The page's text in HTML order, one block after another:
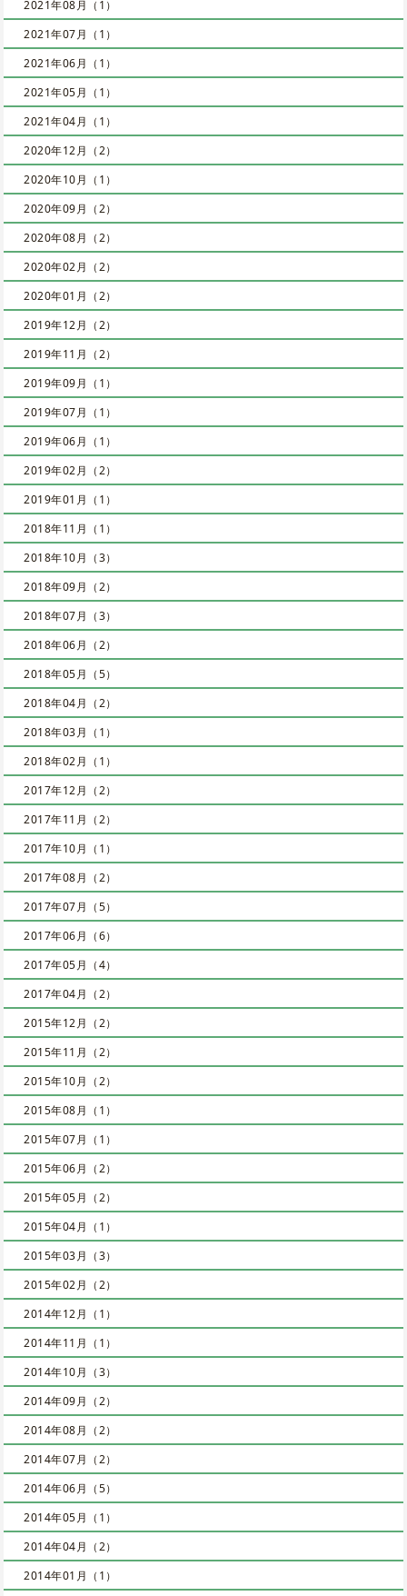
2021年08月（1）
2021年07月（1）
2021年06月（1）
2021年05月（1）
2021年04月（1）
2020年12月（2）
2020年10月（1）
2020年09月（2）
2020年08月（2）
2020年02月（2）
2020年01月（2）
2019年12月（2）
2019年11月（2）
2019年09月（1）
2019年07月（1）
2019年06月（1）
2019年02月（2）
2019年01月（1）
2018年11月（1）
2018年10月（3）
2018年09月（2）
2018年07月（3）
2018年06月（2）
2018年05月（5）
2018年04月（2）
2018年03月（1）
2018年02月（1）
2017年12月（2）
2017年11月（2）
2017年10月（1）
2017年08月（2）
2017年07月（5）
2017年06月（6）
2017年05月（4）
2017年04月（2）
2015年12月（2）
2015年11月（2）
2015年10月（2）
2015年08月（1）
2015年07月（1）
2015年06月（2）
2015年05月（2）
2015年04月（1）
2015年03月（3）
2015年02月（2）
2014年12月（1）
2014年11月（1）
2014年10月（3）
2014年09月（2）
2014年08月（2）
2014年07月（2）
2014年06月（5）
2014年05月（1）
2014年04月（2）
2014年01月（1）